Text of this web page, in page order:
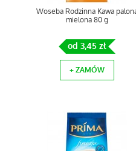
Woseba Rodzinna Kawa
mielona 80 g
od 3,45 zł
+ ZAMÓW